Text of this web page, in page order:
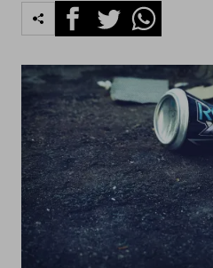
FacebookTwitterWhatsapp